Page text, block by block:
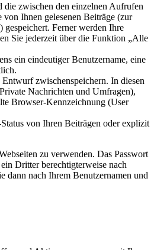
die zwischen den einzelnen Aufrufen
Ihnen gelesenen Beiträge (zur
gespeichert. Ferner werden Ihre
Sie jederzeit über die Funktion „Alle
ein eindeutiger Benutzername, eine
zwischenspeichern. In diesen
Nachrichten und Umfragen),
Browser-Kennzeichnung (User
von Ihren Beiträgen oder explizit
zu verwenden. Das Passwort
Dritter berechtigterweise nach
dann nach Ihrem Benutzernamen und